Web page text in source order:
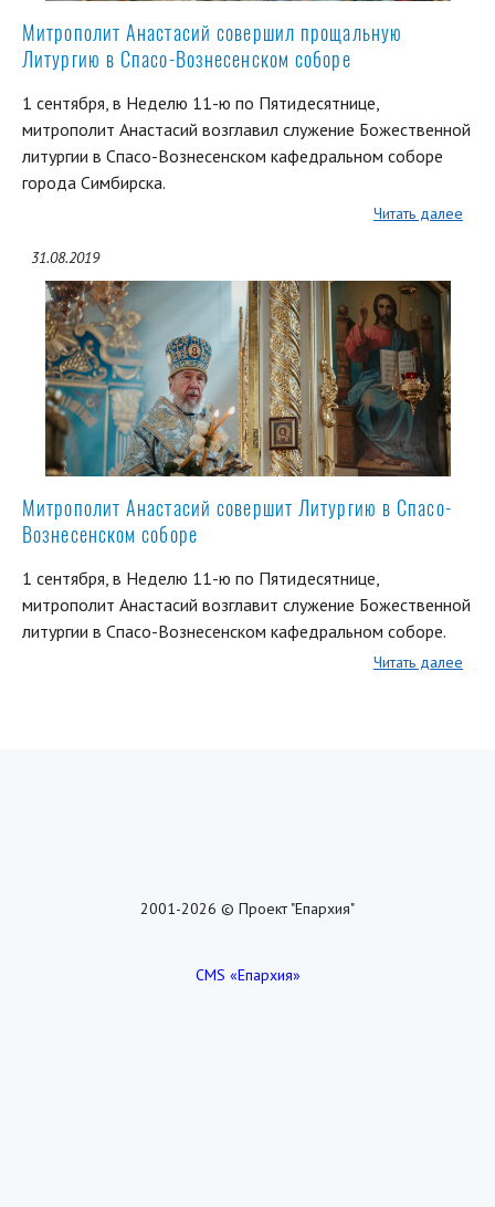
Митрополит Анастасий совершил прощальную
Литургию в Спасо-Вознесенском соборе
1 сентября, в Неделю 11-ю по Пятидесятнице,
митрополит Анастасий возглавил служение Божественной
литургии в Спасо-Вознесенском кафедральном соборе
города Симбирска.
Читать далее
31.08.2019
Митрополит Анастасий совершит Литургию в Спасо-
Вознесенском соборе
1 сентября, в Неделю 11-ю по Пятидесятнице,
митрополит Анастасий возглавит служение Божественной
литургии в Спасо-Вознесенском кафедральном соборе.
Читать далее
2001-2026 © Проект "Епархия"
CMS «Епархия»